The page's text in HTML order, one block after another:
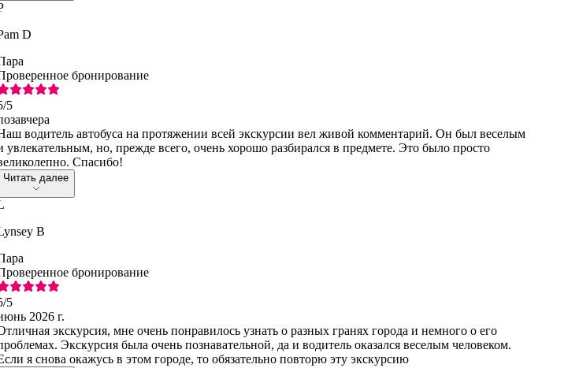
D
бронирование
/5
водитель автобуса на протяжении всей экскурсии вел живой комментарий. Он был веселым
увлекательным, но, прежде всего, очень хорошо разбирался в предмете. Это было просто
Спасибо!
Читать далее
B
бронирование
/5
2026 г.
экскурсия, мне очень понравилось узнать о разных гранях города и немного о его
Экскурсия была очень познавательной, да и водитель оказался веселым человеком.
я снова окажусь в этом городе, то обязательно повторю эту экскурсию